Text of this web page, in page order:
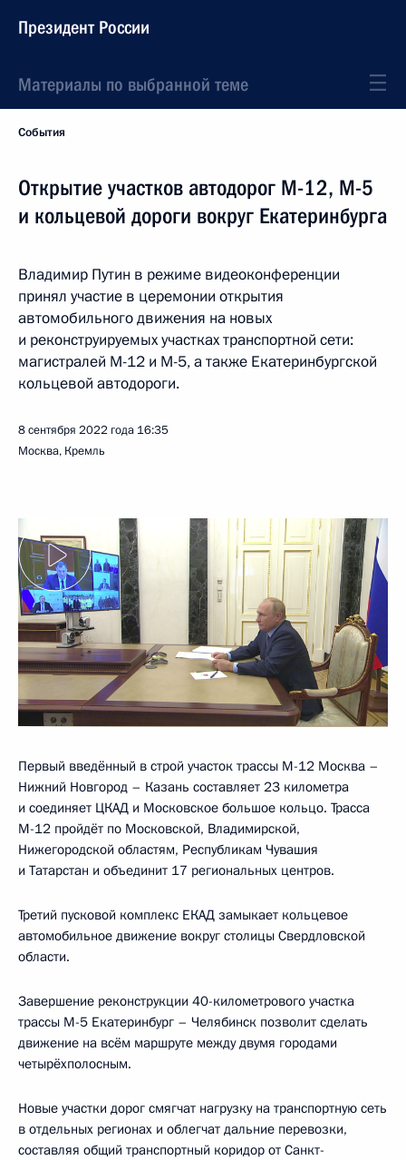
Президент России
Материалы по выбранной теме
События
Открытие участков автодорог М-12, М-5
и кольцевой дороги вокруг Екатеринбурга
Владимир Путин в режиме видеоконференции
принял участие в церемонии открытия
автомобильного движения на новых
и реконструируемых участках транспортной сети:
магистралей М-12 и М-5, а также Екатеринбургской
кольцевой автодороги.
8 сентября 2022 года 16:35
Москва, Кремль
Первый введённый в строй участок трассы М-12 Москва –
Нижний Новгород – Казань составляет 23 километра
и соединяет ЦКАД и Московское большое кольцо. Трасса
М-12 пройдёт по Московской, Владимирской,
Нижегородской областям, Республикам Чувашия
и Татарстан и объединит 17 региональных центров.
Третий пусковой комплекс ЕКАД замыкает кольцевое
автомобильное движение вокруг столицы Свердловской
области.
Завершение реконструкции 40-километрового участка
трассы М-5 Екатеринбург – Челябинск позволит сделать
движение на всём маршруте между двумя городами
четырёхполосным.
Новые участки дорог смягчат нагрузку на транспортную сеть
в отдельных регионах и облегчат дальние перевозки,
составляя общий транспортный коридор от Санкт-